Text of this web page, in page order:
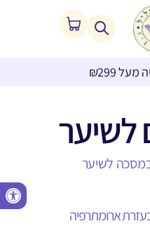
פתח סרגל נגישות
₪299
לשיער
ארומתרפיה